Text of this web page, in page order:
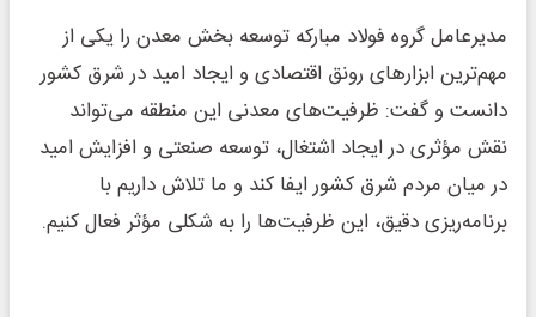
مدیرعامل گروه فولاد مبارکه توسعه بخش معدن را یکی از
مهم‌ترین ابزارهای رونق اقتصادی و ایجاد امید در شرق کشور
دانست و گفت: ظرفیت‌های معدنی این منطقه می‌تواند
نقش مؤثری در ایجاد اشتغال، توسعه صنعتی و افزایش امید
در میان مردم شرق کشور ایفا کند و ما تلاش داریم با
برنامه‌ریزی دقیق، این ظرفیت‌ها را به شکلی مؤثر فعال کنیم.